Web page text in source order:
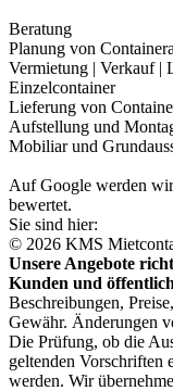
Beratung
Planung von
Vermietung | Verkauf |
Einzelcontainer
Lieferung von
Aufstellung und
Mobiliar und
Auf Google werden
bewertet.
Sie sind hier:
© 2026 KMS
Unsere Angebote
Kunden und
Beschreibungen,
Gewähr. Änderungen
Die Prüfung, ob die
geltenden Vorschriften
werden. Wir